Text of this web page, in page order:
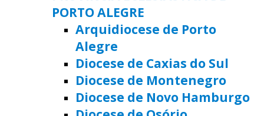
PORTO ALEGRE
Arquidiocese de Porto
Alegre
Diocese de Caxias do Sul
Diocese de Montenegro
Diocese de Novo Hamburgo